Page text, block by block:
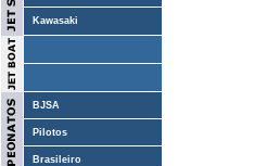
Kawasaki
BJSA
Pilotos
Brasileiro